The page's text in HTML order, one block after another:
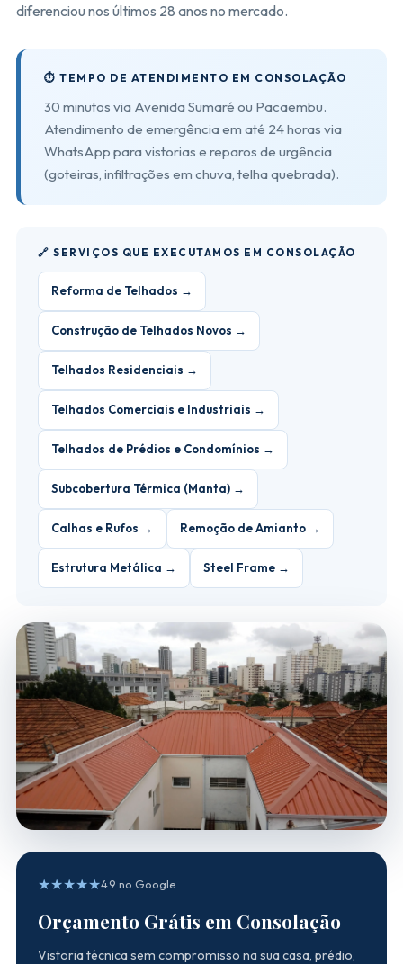
diferenciou nos últimos 28 anos no mercado.
⏱️ TEMPO DE ATENDIMENTO EM CONSOLAÇÃO
30 minutos via Avenida Sumaré ou Pacaembu.
Atendimento de emergência em até 24 horas via
WhatsApp para vistorias e reparos de urgência
(goteiras, infiltrações em chuva, telha quebrada).
🔗 SERVIÇOS QUE EXECUTAMOS EM CONSOLAÇÃO
Reforma de Telhados →
Construção de Telhados Novos →
Telhados Residenciais →
Telhados Comerciais e Industriais →
Telhados de Prédios e Condomínios →
Subcobertura Térmica (Manta) →
Calhas e Rufos → Remoção de Amianto →
Estrutura Metálica → Steel Frame →
★★★★★4.9 no Google
Orçamento Grátis em Consolação
Vistoria técnica sem compromisso na sua casa, prédio,